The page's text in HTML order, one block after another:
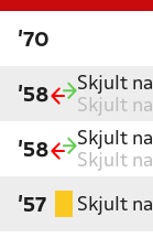
'70
'58
Skjult
Skjult
'58
Skjult
Skjult
'57 Skjult